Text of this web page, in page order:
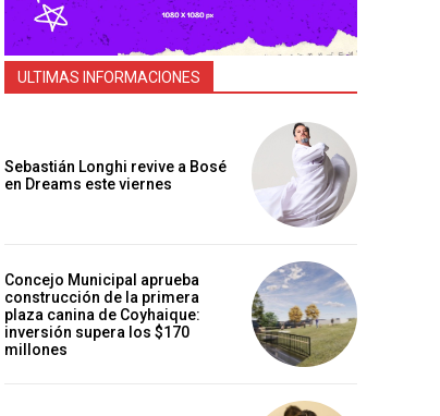
ULTIMAS INFORMACIONES
Sebastián Longhi revive a Bosé
en Dreams este viernes
Concejo Municipal aprueba
construcción de la primera
plaza canina de Coyhaique:
inversión supera los $170
millones